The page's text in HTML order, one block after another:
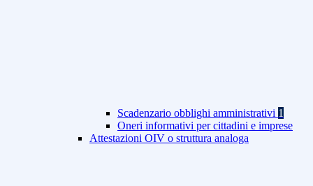
Scadenzario obblighi amministrativi 1
Oneri informativi per cittadini e imprese
Attestazioni OIV o struttura analoga